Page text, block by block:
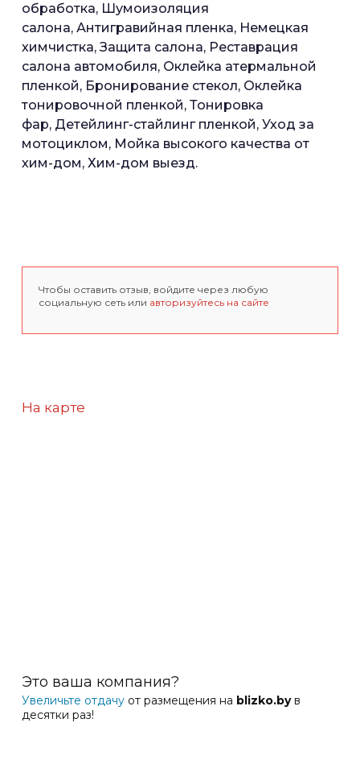
обработка, Шумоизоляция
салона, Антигравийная пленка, Немецкая
химчистка, Защита салона, Реставрация
салона автомобиля, Оклейка атермальной
пленкой, Бронирование стекол, Оклейка
тонировочной пленкой, Тонировка
фар, Детейлинг-стайлинг пленкой, Уход за
мотоциклом, Мойка высокого качества от
хим-дом, Хим-дом выезд.
Чтобы оставить отзыв, войдите через любую
социальную сеть или авторизуйтесь на сайте
На карте
Это ваша компания?
Увеличьте отдачу от размещения на blizko.byв
десятки раз!